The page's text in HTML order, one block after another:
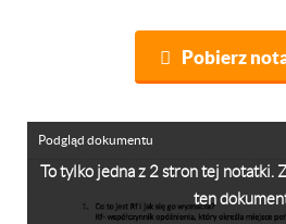
Pobierz
To tylko jedna z 2 stron tej notatki.
ten
Podgląd dokumentu